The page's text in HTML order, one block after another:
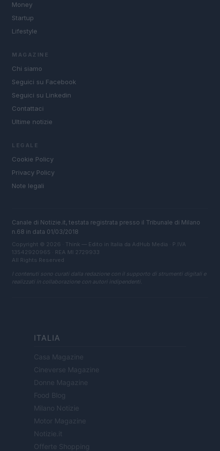
Money
Startup
Lifestyle
MAGAZINE
Chi siamo
Seguici su Facebook
Seguici su Linkedin
Contattaci
Ultime notizie
LEGALE
Cookie Policy
Privacy Policy
Note legali
Canale di Notizie.it, testata registrata presso il Tribunale di Milano
n.68 in data 01/03/2018
Copyright © 2026 · Think — Edito in Italia da AdHub Media · P.IVA
13542920965 · REA MI 2729933
All Rights Reserved
I contenuti sono curati dalla redazione con il supporto di strumenti digitali e
realizzati in collaborazione con autori indipendenti.
ITALIA
Casa Magazine
Cineverse Magazine
Donne Magazine
Food Blog
Milano Notizie
Motor Magazine
Notizie.it
Offerte Shopping